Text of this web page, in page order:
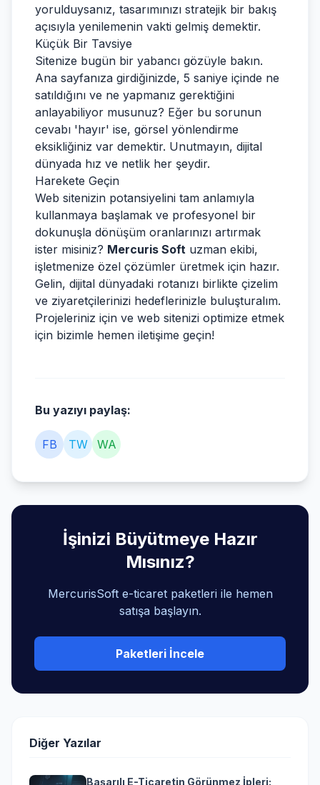
yorulduysanız, tasarımınızı stratejik bir bakış
açısıyla yenilemenin vakti gelmiş demektir.
Küçük Bir Tavsiye
Sitenize bugün bir yabancı gözüyle bakın.
Ana sayfanıza girdiğinizde, 5 saniye içinde ne
satıldığını ve ne yapmanız gerektiğini
anlayabiliyor musunuz? Eğer bu sorunun
cevabı 'hayır' ise, görsel yönlendirme
eksikliğiniz var demektir. Unutmayın, dijital
dünyada hız ve netlik her şeydir.
Harekete Geçin
Web sitenizin potansiyelini tam anlamıyla
kullanmaya başlamak ve profesyonel bir
dokunuşla dönüşüm oranlarınızı artırmak
ister misiniz? Mercuris Soft uzman ekibi,
işletmenize özel çözümler üretmek için hazır.
Gelin, dijital dünyadaki rotanızı birlikte çizelim
ve ziyaretçilerinizi hedeflerinizle buluşturalım.
Projeleriniz için ve web sitenizi optimize etmek
için bizimle hemen iletişime geçin!
Bu yazıyı paylaş:
FB TW WA
İşinizi Büyütmeye Hazır
Mısınız?
MercurisSoft e-ticaret paketleri ile hemen
satışa başlayın.
Paketleri İncele
Diğer Yazılar
Başarılı E-Ticaretin Görünmez İpleri: